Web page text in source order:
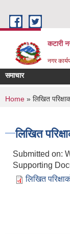
कटारी
नगर
समाचार
You are
Home » लिखित
लिखित
Submitted on:
Supporting
लिखित